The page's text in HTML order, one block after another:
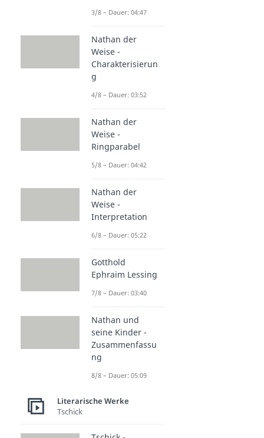
3/8 – Dauer: 04:47
Nathan der
Weise -
Charakterisierun
g
4/8 – Dauer: 03:52
Nathan der
Weise -
Ringparabel
5/8 – Dauer: 04:42
Nathan der
Weise -
Interpretation
6/8 – Dauer: 05:22
Gotthold
Ephraim Lessing
7/8 – Dauer: 03:40
Nathan und
seine Kinder -
Zusammenfassu
ng
8/8 – Dauer: 05:09
Literarische Werke
Tschick